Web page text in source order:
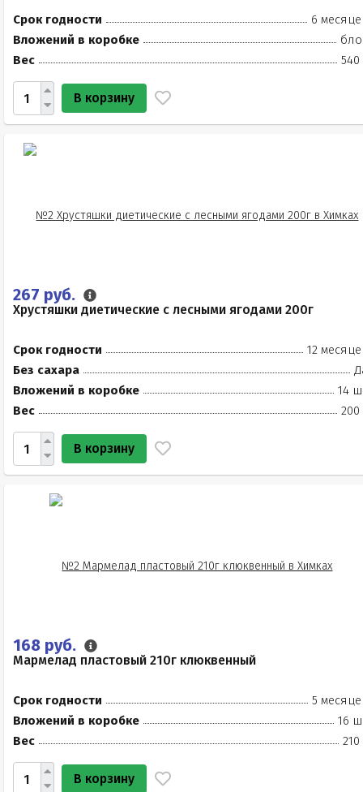
Срок годности
6
Вложений в коробке
Вес
540
В корзину
267 руб.
Хрустяшки диетические с лесными ягодами 200г
Срок годности
12
Без сахара
Вложений в коробке
14
Вес
200
В корзину
168 руб.
Мармелад пластовый 210г клюквенный
Срок годности
5
Вложений в коробке
16
Вес
210
В корзину